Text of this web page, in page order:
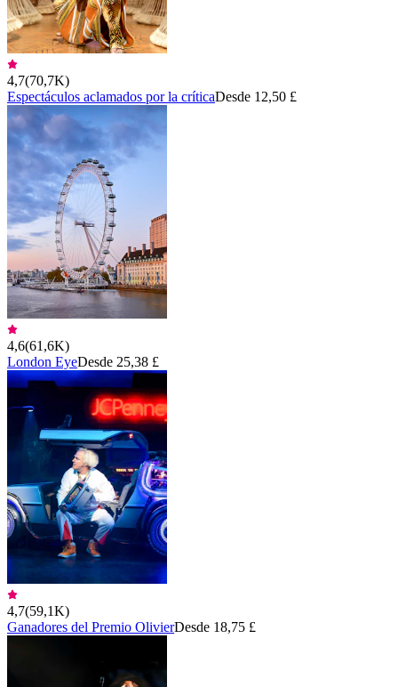
4,7(70,7K)
Espectáculos aclamados por la críticaDesde 12,50 £
4,6(61,6K)
London EyeDesde 25,38 £
4,7(59,1K)
Ganadores del Premio OlivierDesde 18,75 £